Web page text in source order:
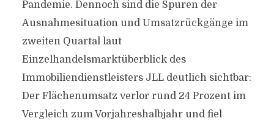
Pandemie. Dennoch sind die Spuren der
Ausnahmesituation und Umsatzrückgänge im
zweiten Quartal laut
Einzelhandelsmarktüberblick des
Immobiliendienstleisters JLL deutlich sichtbar:
Der Flächenumsatz verlor rund 24 Prozent im
Vergleich zum Vorjahreshalbjahr und fiel